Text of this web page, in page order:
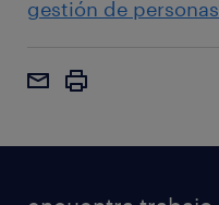
gestión de personas